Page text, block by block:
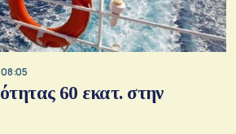
60 εκατ. στην